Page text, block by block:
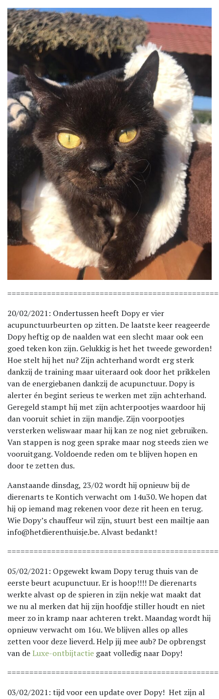
20/02/2021: Ondertussen heeft Dopy er vier
acupunctuurbeurten op zitten. De laatste keer reageerde
Dopy heftig op de naalden wat een slecht maar ook een
goed teken kon zijn. Gelukkig is het het tweede geworden!
Hoe stelt hij het nu? Zijn achterhand wordt erg sterk
dankzij de training maar uiteraard ook door het prikkelen
van de energiebanen dankzij de acupunctuur. Dopy is
alerter én begint serieus te werken met zijn achterhand.
Geregeld stampt hij met zijn achterpootjes waardoor hij
dan vooruit schiet in zijn mandje. Zijn voorpootjes
versterken weliswaar maar hij kan ze nog niet gebruiken.
Van stappen is nog geen sprake maar nog steeds zien we
vooruitgang. Voldoende reden om te blijven hopen en
door te zetten dus.
Aanstaande dinsdag, 23/02 wordt hij opnieuw bij de
dierenarts te Kontich verwacht om 14u30. We hopen dat
hij op iemand mag rekenen voor deze rit heen en terug.
Wie Dopy’s chauffeur wil zijn, stuurt best een mailtje aan
info@hetdierenthuisje.be. Alvast bedankt!
05/02/2021: Opgewekt kwam Dopy terug thuis van de
eerste beurt acupunctuur. Er is hoop!!!! De dierenarts
werkte alvast op de spieren in zijn nekje wat maakt dat
we nu al merken dat hij zijn hoofdje stiller houdt en niet
meer zo in kramp naar achteren trekt. Maandag wordt hij
opnieuw verwacht om 16u. We blijven alles op alles
zetten voor deze lieverd. Help jij mee aub? De opbrengst
van deLuxe-ontbijtactie gaat volledig naar Dopy!
03/02/2021: tijd voor een update over Dopy! Het zijn al